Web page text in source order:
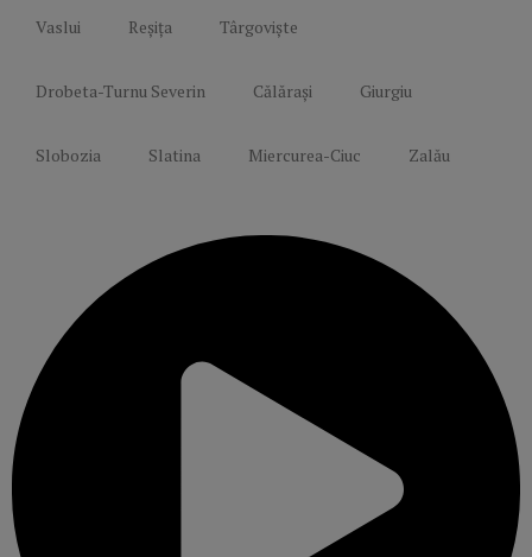
Vaslui Reșița Târgoviște
Drobeta-Turnu Severin Călărași Giurgiu
Slobozia Slatina Miercurea-Ciuc Zalău